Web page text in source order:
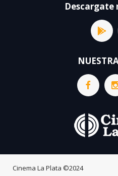
Descargate
Cinema La Plata ©2024